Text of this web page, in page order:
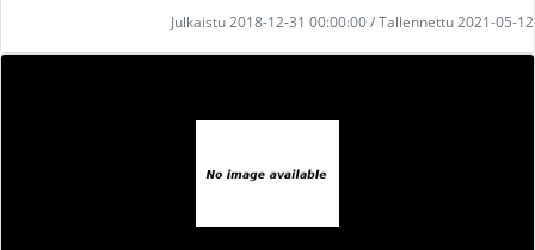
Julkaistu 2018-12-31 00:00:00 / Tallennettu 2021-05-12